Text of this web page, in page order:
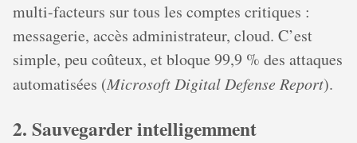
multi-facteurs sur tous les comptes critiques :
messagerie, accès administrateur, cloud. C’est
simple, peu coûteux, et bloque 99,9 % des attaques
automatisées (Microsoft Digital Defense Report).
2. Sauvegarder intelligemment